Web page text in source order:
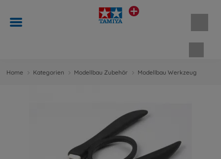
Home Kategorien Modellbau Zubehör Modellbau Werkzeug